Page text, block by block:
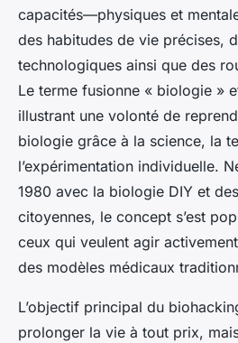
capacités—physiques et
des habitudes de vie précises,
technologiques ainsi que des
Le terme fusionne « biologie »
illustrant une volonté de
biologie grâce à la science, la
l’expérimentation individuelle.
1980 avec la biologie DIY et
citoyennes, le concept s’est
ceux qui veulent agir
des modèles médicaux
L’objectif principal du
prolonger la vie à tout prix,